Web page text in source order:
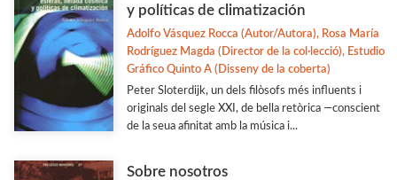
y políticas de climatización
Adolfo Vásquez Rocca (Autor/Autora), Rosa María
Rodríguez Magda (Director de la col·lecció), Estudio
Gráfico Quinto A (Disseny de la coberta)
Peter Sloterdijk, un dels filòsofs més influents i
originals del segle XXI, de bella retòrica —conscient
de la seua afinitat amb la música i...
Sobre nosotros